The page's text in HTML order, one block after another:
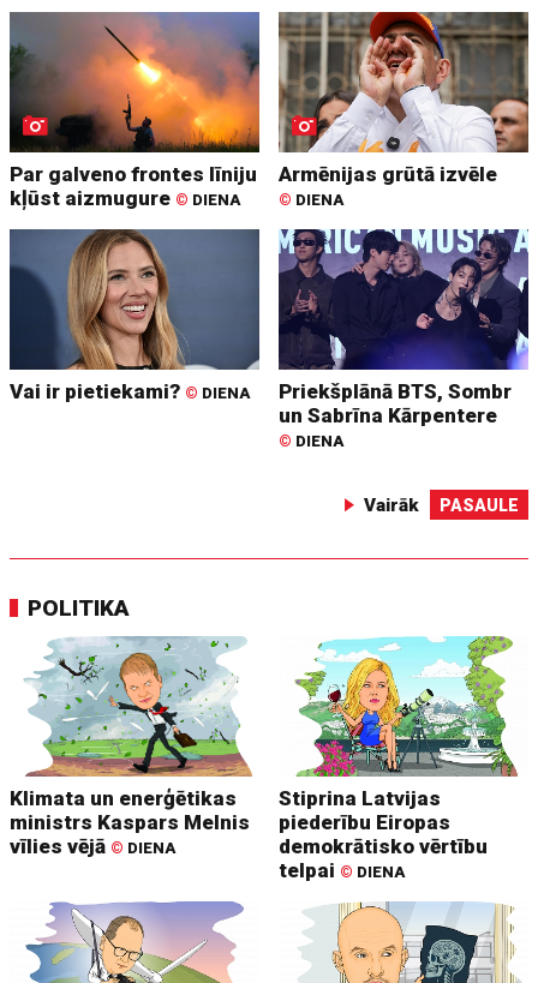
Par galveno frontes līniju
kļūst aizmugure © DIENA
Armēnijas grūtā izvēle
© DIENA
Vai ir pietiekami? © DIENA
Priekšplānā BTS, Sombr
un Sabrīna Kārpentere
© DIENA
Vairāk PASAULE
POLITIKA
Klimata un enerģētikas
ministrs Kaspars Melnis
vīlies vējā © DIENA
Stiprina Latvijas
piederību Eiropas
demokrātisko vērtību
telpai © DIENA